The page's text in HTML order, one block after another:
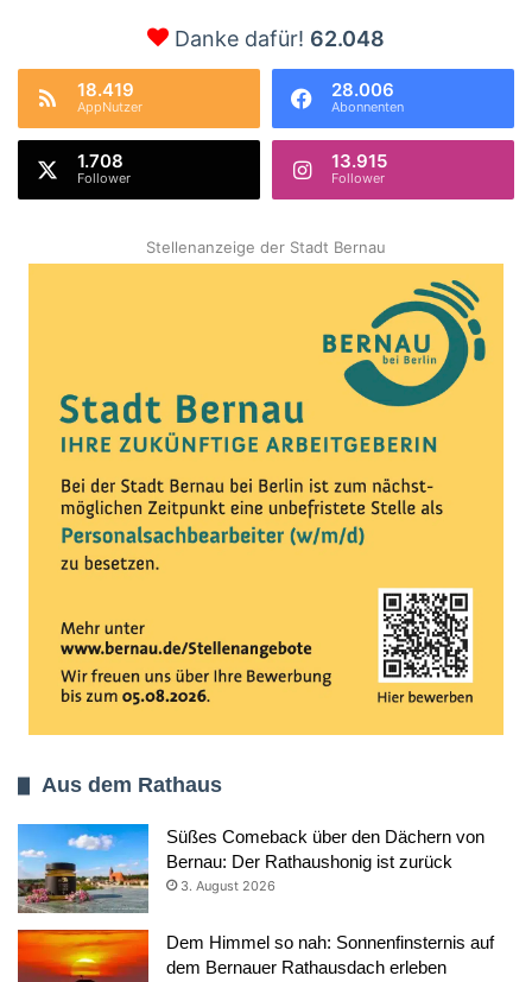
Danke dafür! 62.048
18.419
AppNutzer
28.006
Abonnenten
1.708
Follower
13.915
Follower
Stellenanzeige der Stadt Bernau
Aus dem Rathaus
Süßes Comeback über den Dächern von
Bernau: Der Rathaushonig ist zurück
3. August 2026
Dem Himmel so nah: Sonnenfinsternis auf
dem Bernauer Rathausdach erleben